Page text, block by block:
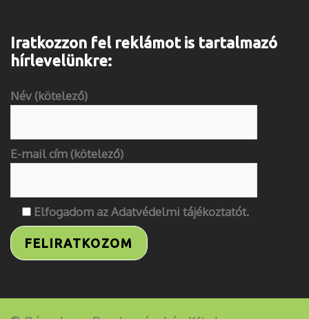
Iratkozzon fel reklámot is tartalmazó
hírlevelünkre:
Név (kötelező)
E-mail cím (kötelező)
Elfogadom azAdatvédelmi tájékoztatót.